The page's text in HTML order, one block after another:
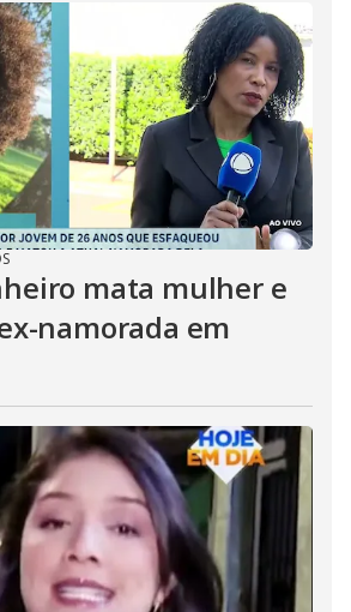
mata mulher e
namorada em